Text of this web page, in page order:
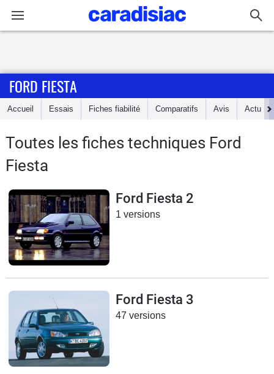
Accueil
Essais
d'achat
Electriques
Utilitaires
Flottes
Services
Forum
FORD FIESTA
Accueil Essais Fiches fiabilité Comparatifs Avis Actu
Toutes les fiches techniques Ford
Fiesta
Ford Fiesta 2
1 versions
Ford Fiesta 3
47 versions